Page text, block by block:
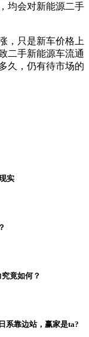
均会对新能源二手
，只是新车价格上
二手新能源车流通
久，仍有待市场的
实
竟如何？
系靠边站，赢家是ta?